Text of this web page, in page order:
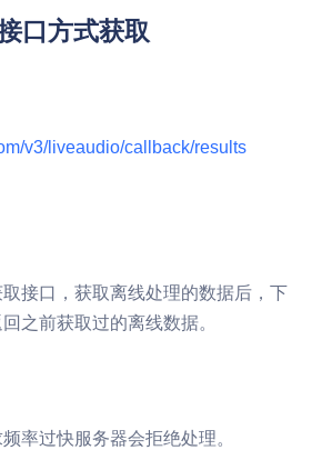
口方式获取
v3/liveaudio/callback/results
接口，获取离线处理的数据后，下
之前获取过的离线数据。
率过快服务器会拒绝处理。